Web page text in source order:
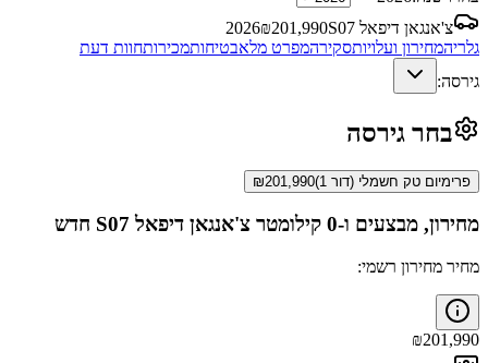
צ'אנגאן דיפאל S07
2026₪201,990
גלריהמחירון ועלויותסקירהמפרט מלאבטיחותמכירותחוות דעת
גירסה:
בחר גירסה
פרימיום טק חשמלי (דור 1) ₪201,990
מחירון, מבצעים ו-0 קילומטר צ'אנגאן דיפאל S07 חדש
מחיר מחירון רשמי:
₪201,990